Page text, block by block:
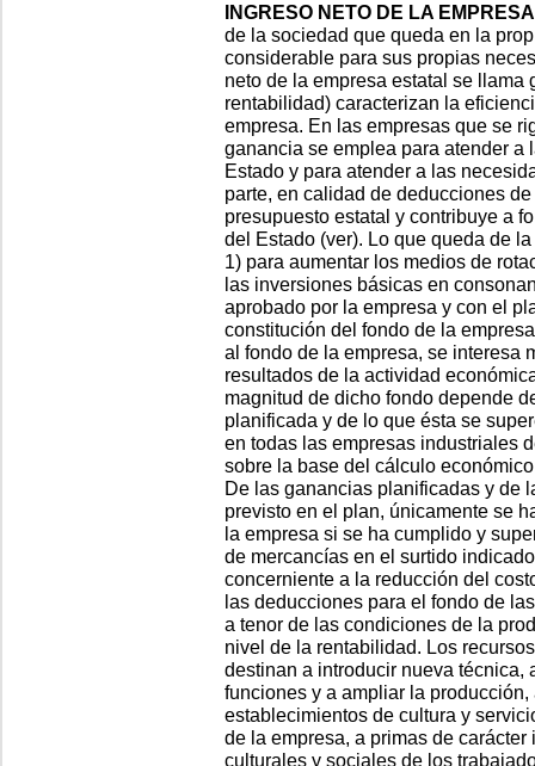
INGRESO NETO DE LA
de la sociedad que queda en la
considerable para sus propias
neto de la empresa estatal se llama
rentabilidad) caracterizan la
empresa. En las empresas que se
ganancia se emplea para atender
Estado y para atender a las
parte, en calidad de deducciones
presupuesto estatal y contribuye a
del Estado (ver). Lo que queda de
1) para aumentar los medios de
las inversiones básicas en
aprobado por la empresa y con el
constitución del fondo de la
al fondo de la empresa, se interesa
resultados de la actividad
magnitud de dicho fondo depende
planificada y de lo que ésta se
en todas las empresas industriales
sobre la base del cálculo
De las ganancias planificadas y de
previsto en el plan, únicamente se
la empresa si se ha cumplido y
de mercancías en el surtido
concerniente a la reducción del
las deducciones para el fondo de
a tenor de las condiciones de la
nivel de la rentabilidad. Los
destinan a introducir nueva técnica,
funciones y a ampliar la
establecimientos de cultura y
de la empresa, a primas de
culturales y sociales de los